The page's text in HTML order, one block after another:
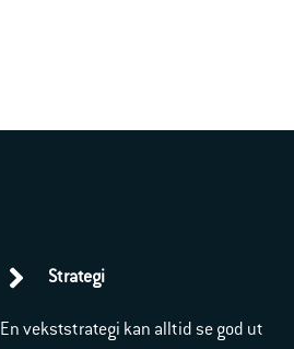
Strategi
En vekststrategi kan alltid se god ut